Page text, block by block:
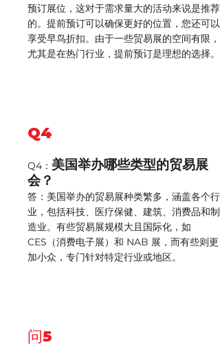
预订展位，这对于需求量大的活动来说是推荐
的。提前预订可以确保更好的位置，您还可以
享受早鸟折扣。由于一些贸易展的空间有限，
尤其是在热门行业，提前预订是理想的选择。
Q4
Q4： 美国举办哪些类型的贸易展
会？
答：美国举办的贸易展种类繁多，涵盖各个行
业，包括科技、医疗保健、建筑、消费品和制
造业。有些贸易展规模大且国际化，如
CES（消费电子展）和 NAB 展，而有些则更
加小众，专门针对特定行业或地区。
问5